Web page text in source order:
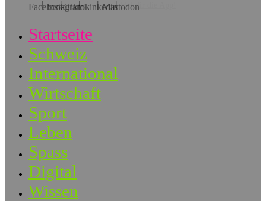
Hol dir die App!
Startseite
Schweiz
International
Wirtschaft
Sport
Leben
Spass
Digital
Wissen